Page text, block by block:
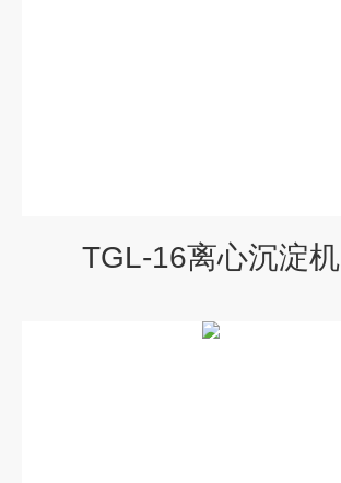
TGL-16离心沉淀机